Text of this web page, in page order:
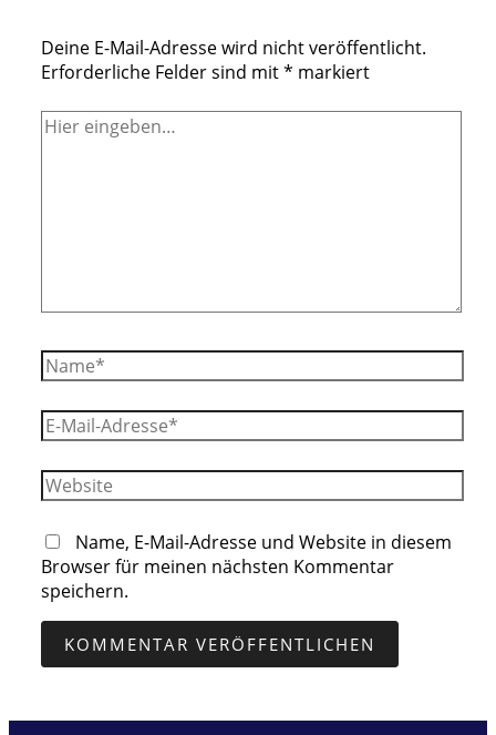
Deine E-Mail-Adresse wird nicht veröffentlicht.
Erforderliche Felder sind mit* markiert
Hier
Name*
E-
Mail-
Adresse*
Website
Name, E-Mail-Adresse und Website in diesem
Browser für meinen nächsten Kommentar
speichern.